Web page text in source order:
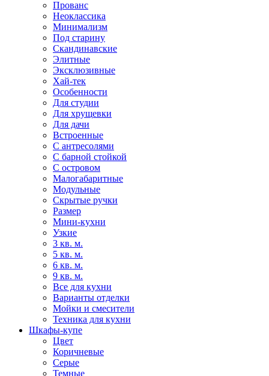
Прованс
Неоклассика
Минимализм
Под старину
Скандинавские
Элитные
Эксклюзивные
Хай-тек
Особенности
Для студии
Для хрущевки
Для дачи
Встроенные
С антресолями
С барной стойкой
С островом
Малогабаритные
Модульные
Скрытые ручки
Размер
Мини-кухни
Узкие
3 кв. м.
5 кв. м.
6 кв. м.
9 кв. м.
Все для кухни
Варианты отделки
Мойки и смесители
Техника для кухни
Шкафы-купе
Цвет
Коричневые
Серые
Темные